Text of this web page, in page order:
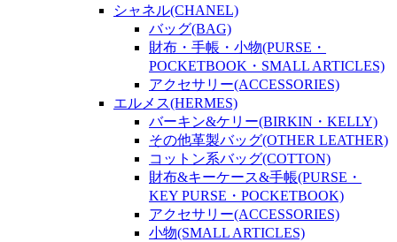
シャネル(CHANEL)
バッグ(BAG)
財布・手帳・小物(PURSE・
POCKETBOOK・SMALL ARTICLES)
アクセサリー(ACCESSORIES)
エルメス(HERMES)
バーキン&ケリー(BIRKIN・KELLY)
その他革製バッグ(OTHER LEATHER)
コットン系バッグ(COTTON)
財布&キーケース&手帳(PURSE・
KEY PURSE・POCKETBOOK)
アクセサリー(ACCESSORIES)
小物(SMALL ARTICLES)